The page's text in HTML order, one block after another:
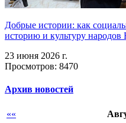
Добрые истории: как
историю и культуру народов
23 июня 2026 г.
Просмотров: 8470
Архив новостей
««